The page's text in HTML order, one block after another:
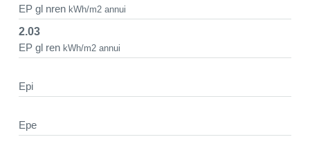
EP gl nren kWh/m2 annui
2.03
EP gl ren kWh/m2 annui
Epi
Epe